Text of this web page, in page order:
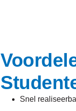
Snel